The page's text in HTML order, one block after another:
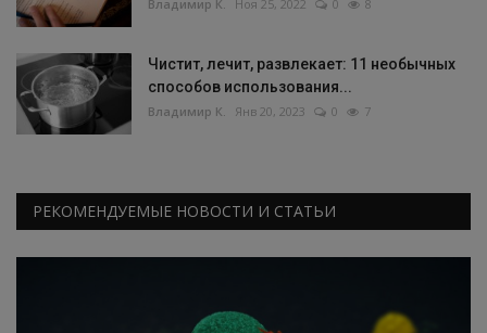
Владимир К. Ноя 25, 2022 0 8
Чистит, лечит, развлекает: 11 необычных
способов использования...
Владимир К. Янв 20, 2023 0 7
РЕКОМЕНДУЕМЫЕ НОВОСТИ И СТАТЬИ